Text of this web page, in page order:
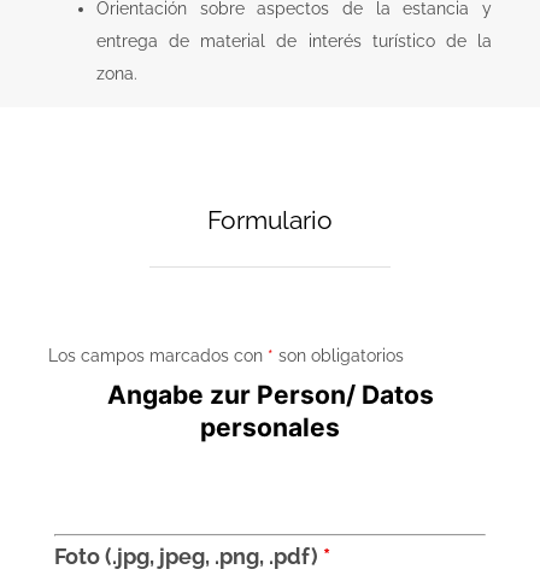
Orientación sobre aspectos de la estancia y
entrega de material de interés turístico de la
zona.
Formulario
Los campos marcados con * son obligatorios
Angabe zur Person/ Datos
personales
Foto (.jpg, jpeg, .png, .pdf) *